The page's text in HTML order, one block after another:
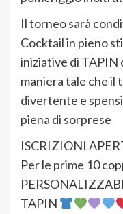
Il torneo sarà
Cocktail in pieno
iniziative di TAPIN
maniera tale che il
divertente e
piena di sorprese
ISCRIZIONI
Per le prime 10
TAPIN